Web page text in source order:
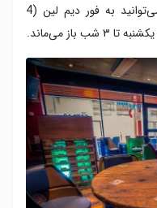
کافه ایرلندی سنتی، بروید. در نهایت می‌توانید به فور دیم لین (4